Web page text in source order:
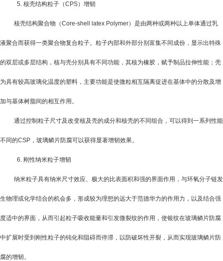
5. 核壳结构粒子（CPS）增韧
核壳结构聚合物（Core-shell latex Polymer）是由两种或两种以上单体通过乳
液聚合而获得一类聚合物复合粒子。粒子内部和外部分别富集不同成份，显示出特殊
的双层或多层结构，核与壳分别具有不同功能，其核为橡胶，赋予制品拉伸性能；壳
为具有较高玻璃化温度的塑料，主要功能是使微粒相互隔离促进在基体中的分散及增
加与基体树脂间的相互作用。
通过控制粒子尺寸及改变核及壳的成分和核壳的不同组合，可以得到一系列性能
不同的CSP ，玻璃鳞片防腐可以获得显著增韧效果。
6. 刚性纳米粒子增韧
纳米粒子具有纳米尺寸效应、极大的比表面积和强的界面作用，与环氧分子链发
生物理或化学结合的机会多，形成较为理想的远大于范德华力的作用力，以及结合强
度适中的界面，从而引起粒子吸收能量和引发微裂纹的作用，使银纹在玻璃鳞片防腐
中扩展时受到刚性粒子的钝化和阻碍而停滞，以防破坏性开裂，从而实现玻璃鳞片防
腐的增韧。